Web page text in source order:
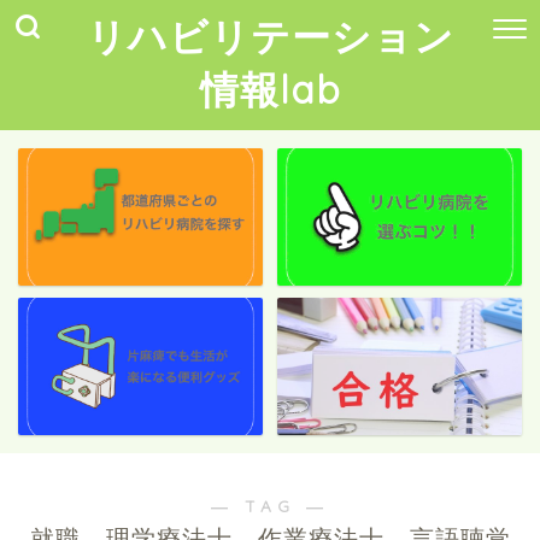
リハビリテーション
情報lab
― TAG ―